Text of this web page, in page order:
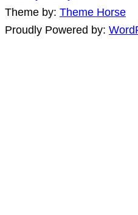
Theme by: Theme Horse
Proudly Powered by: